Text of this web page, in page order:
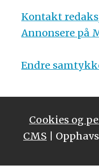
Kontakt
Annonsere på
Endre
Cookies og
CMS |